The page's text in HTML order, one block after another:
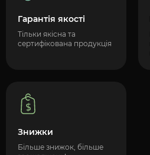
Гарантія якості
Тільки якісна та
сертифікована продукція
Знижки
Більше знижок, більше